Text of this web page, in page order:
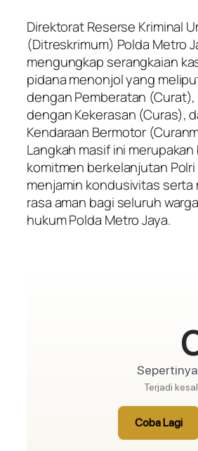
Direktorat Reserse Kriminal
(Ditreskrimum) Polda Metro
mengungkap serangkaian
pidana menonjol yang
dengan Pemberatan
dengan Kekerasan (Curas),
Kendaraan Bermotor
Langkah masif ini merupakan
komitmen berkelanjutan Polri
menjamin kondusivitas serta
rasa aman bagi seluruh
hukum Polda Metro Jaya.